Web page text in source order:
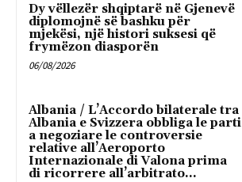
Dy vëllezër shqiptarë në Gjenevë
diplomojnë së bashku për
mjekësi, një histori suksesi që
frymëzon diasporën
06/08/2026
Albania / L’Accordo bilaterale tra
Albania e Svizzera obbliga le parti
a negoziare le controversie
relative all’Aeroporto
Internazionale di Valona prima
di ricorrere all’arbitrato...